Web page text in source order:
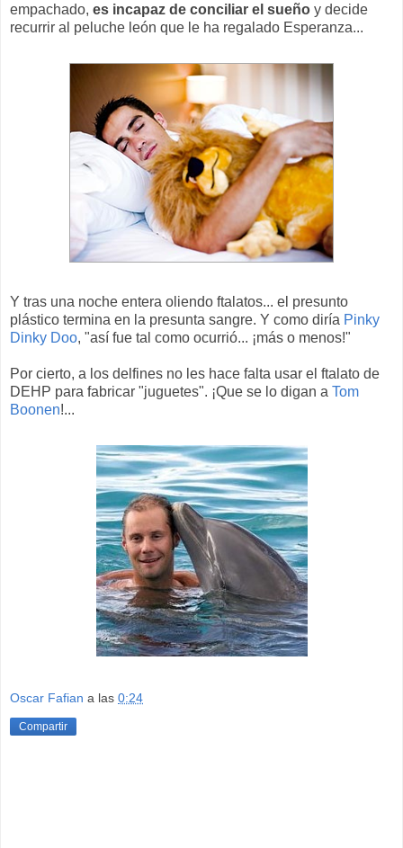
empachado, es incapaz de conciliar el sueño y decide
recurrir al peluche león que le ha regalado Esperanza...
Y tras una noche entera oliendo ftalatos... el presunto
plástico termina en la presunta sangre. Y como diría Pinky
Dinky Doo, "así fue tal como ocurrió... ¡más o menos!"
Por cierto, a los delfines no les hace falta usar el ftalato de
DEHP para fabricar "juguetes". ¡Que se lo digan a Tom
Boonen!...
Oscar Fafian a las 0:24
Compartir